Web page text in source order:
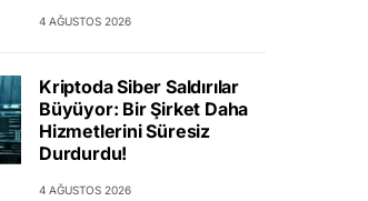
4 AĞUSTOS 2026
Kriptoda Siber Saldırılar
Büyüyor: Bir Şirket Daha
Hizmetlerini Süresiz
Durdurdu!
4 AĞUSTOS 2026